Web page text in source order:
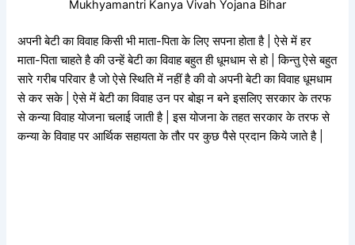
Mukhyamantri Kanya Vivah Yojana Bihar
अपनी बेटी का विवाह किसी भी माता-पिता के लिए सपना होता है | ऐसे में हर
माता-पिता चाहते है की उन्हें बेटी का विवाह बहुत ही धूमधाम से हो | किन्तु ऐसे बहुत
सारे गरीब परिवार है जो ऐसे स्थिति में नहीं है की वो अपनी बेटी का विवाह धूमधाम
से कर सके | ऐसे में बेटी का विवाह उन पर बोझ न बने इसलिए सरकार के तरफ
से कन्या विवाह योजना चलाई जाती है | इस योजना के तहत सरकार के तरफ से
कन्या के विवाह पर आर्थिक सहायता के तौर पर कुछ पैसे प्रदान किये जाते है |